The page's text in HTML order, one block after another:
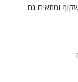
ומתאים גם